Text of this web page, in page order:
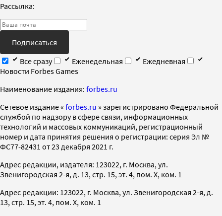
Рассылка:
Подписаться
Все сразу
Еженедельная
Ежедневная
Новости Forbes Games
Наименование издания: forbes.ru
Cетевое издание « forbes.ru » зарегистрировано Федеральной
службой по надзору в сфере связи, информационных
технологий и массовых коммуникаций, регистрационный
номер и дата принятия решения о регистрации: серия Эл №
ФС77-82431 от 23 декабря 2021 г.
Адрес редакции, издателя: 123022, г. Москва, ул.
Звенигородская 2-я, д. 13, стр. 15, эт. 4, пом. X, ком. 1
Адрес редакции: 123022, г. Москва, ул. Звенигородская 2-я, д.
13, стр. 15, эт. 4, пом. X, ком. 1